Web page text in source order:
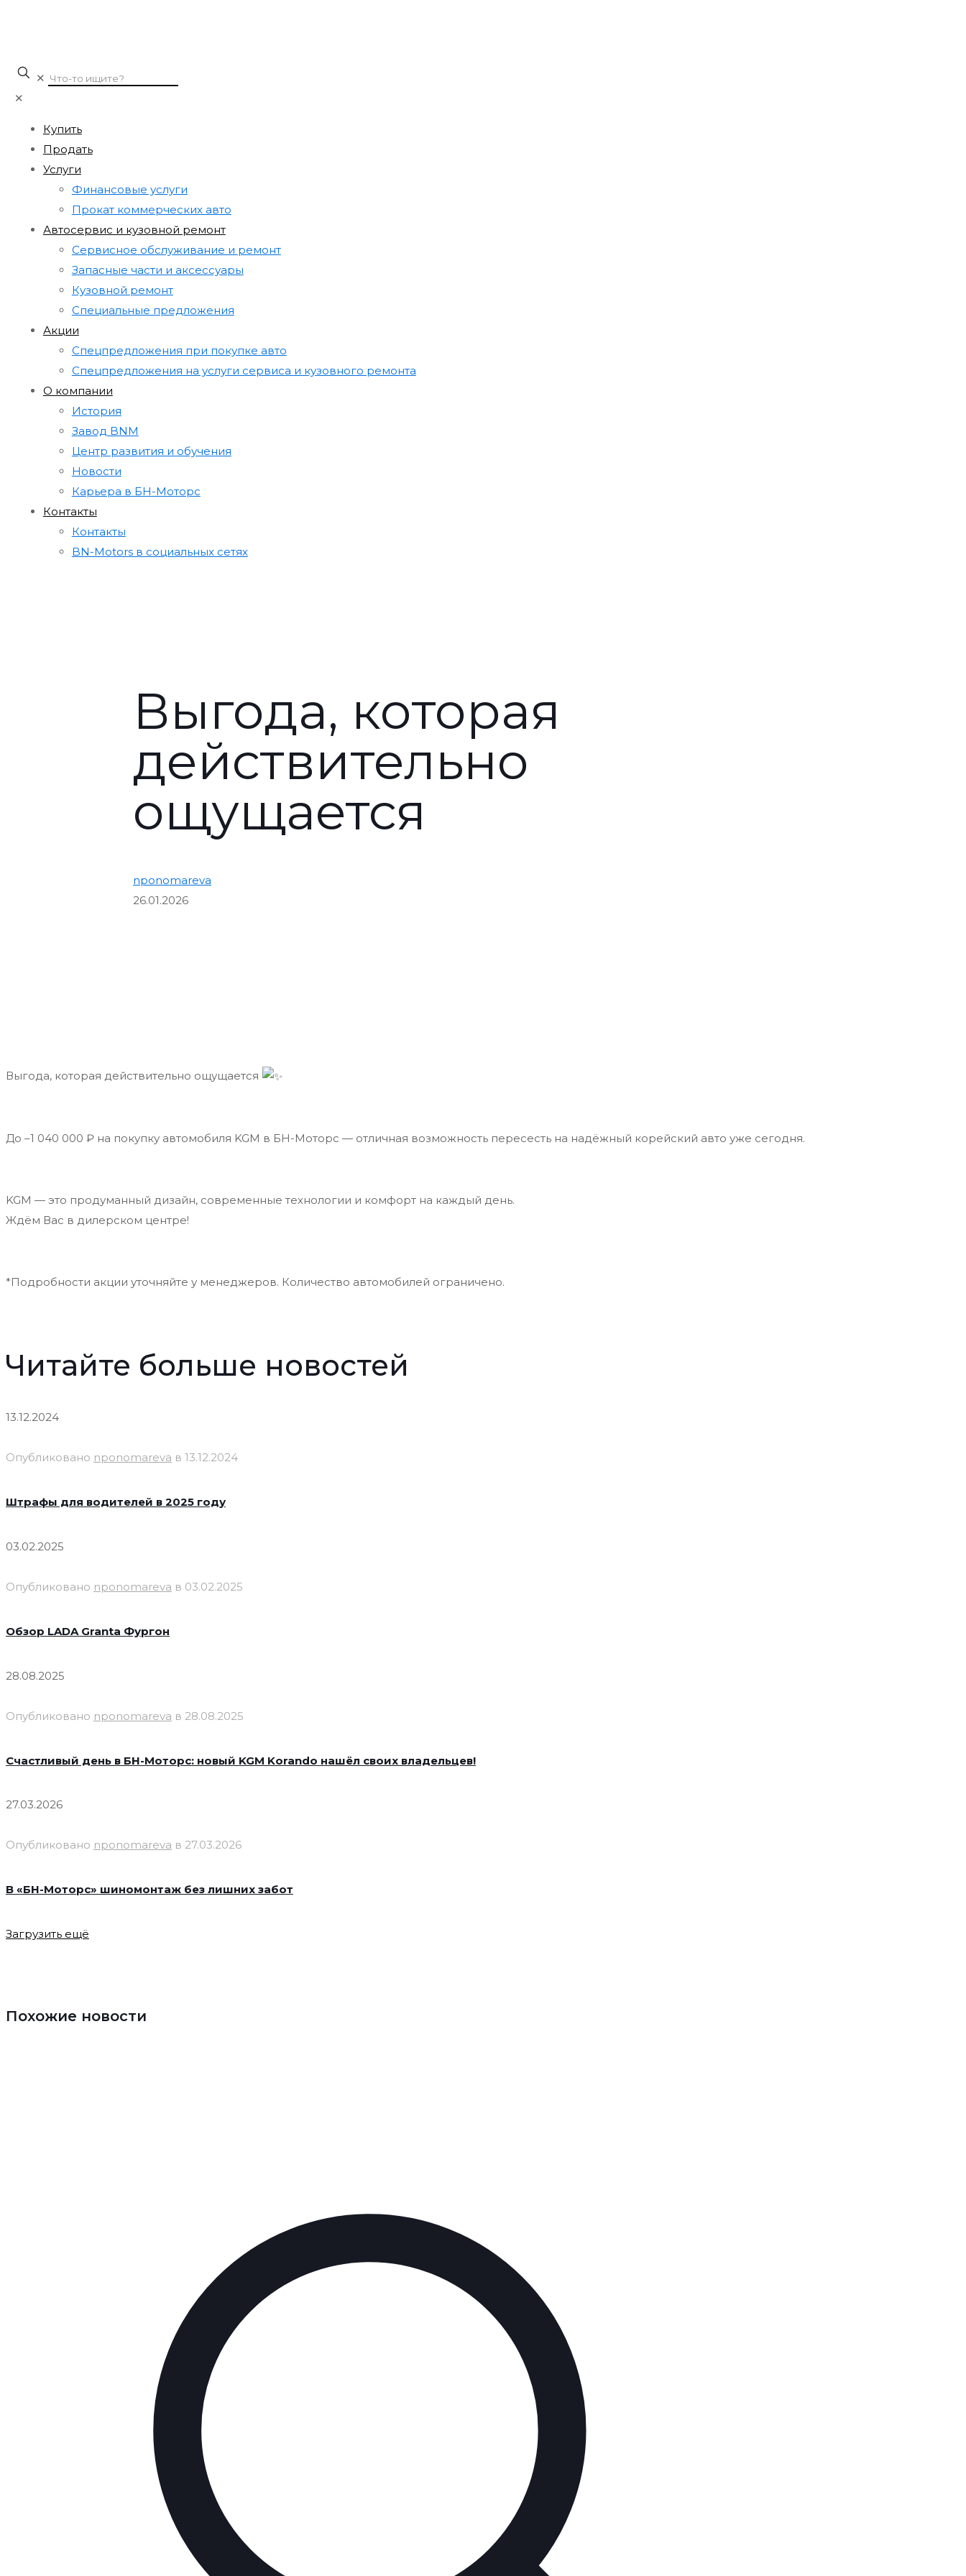
✕
✕
Купить
Продать
Услуги
Финансовые услуги
Прокат коммерческих авто
Автосервис и кузовной ремонт
Сервисное обслуживание и ремонт
Запасные части и аксессуары
Кузовной ремонт
Специальные предложения
Акции
Cпецпредложения при покупке авто
Cпецпредложения на услуги сервиса и кузовного ремонта
О компании
История
Завод BNM
Центр развития и обучения
Новости
Карьера в БН-Моторс
Контакты
Контакты
BN-Motors в социальных сетях
Выгода, которая
действительно
ощущается
nponomareva
26.01.2026
Выгода, которая действительно ощущается
До –1 040 000 ₽ на покупку автомобиля KGM в БН-Моторс — отличная возможность пересесть на надёжный корейский авто уже сегодня.
KGM — это продуманный дизайн, современные технологии и комфорт на каждый день.
Ждём Вас в дилерском центре!
*Подробности акции уточняйте у менеджеров. Количество автомобилей ограничено.
Читайте больше новостей
13.12.2024
Опубликовано nponomareva в 13.12.2024
Штрафы для водителей в 2025 году
03.02.2025
Опубликовано nponomareva в 03.02.2025
Обзор LADA Granta Фургон
28.08.2025
Опубликовано nponomareva в 28.08.2025
Счастливый день в БН-Моторс: новый KGM Korando нашёл своих владельцев!
27.03.2026
Опубликовано nponomareva в 27.03.2026
В «БН-Моторс» шиномонтаж без лишних забот
Загрузить ещё
Похожие новости